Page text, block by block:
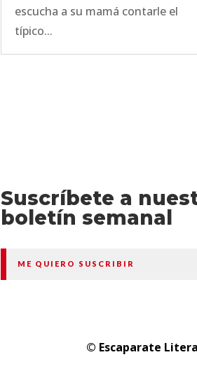
escucha a su mamá contarle el
típico...
Suscríbete a
boletín semanal
ME QUIERO SUSCRIBIR
© Escaparate